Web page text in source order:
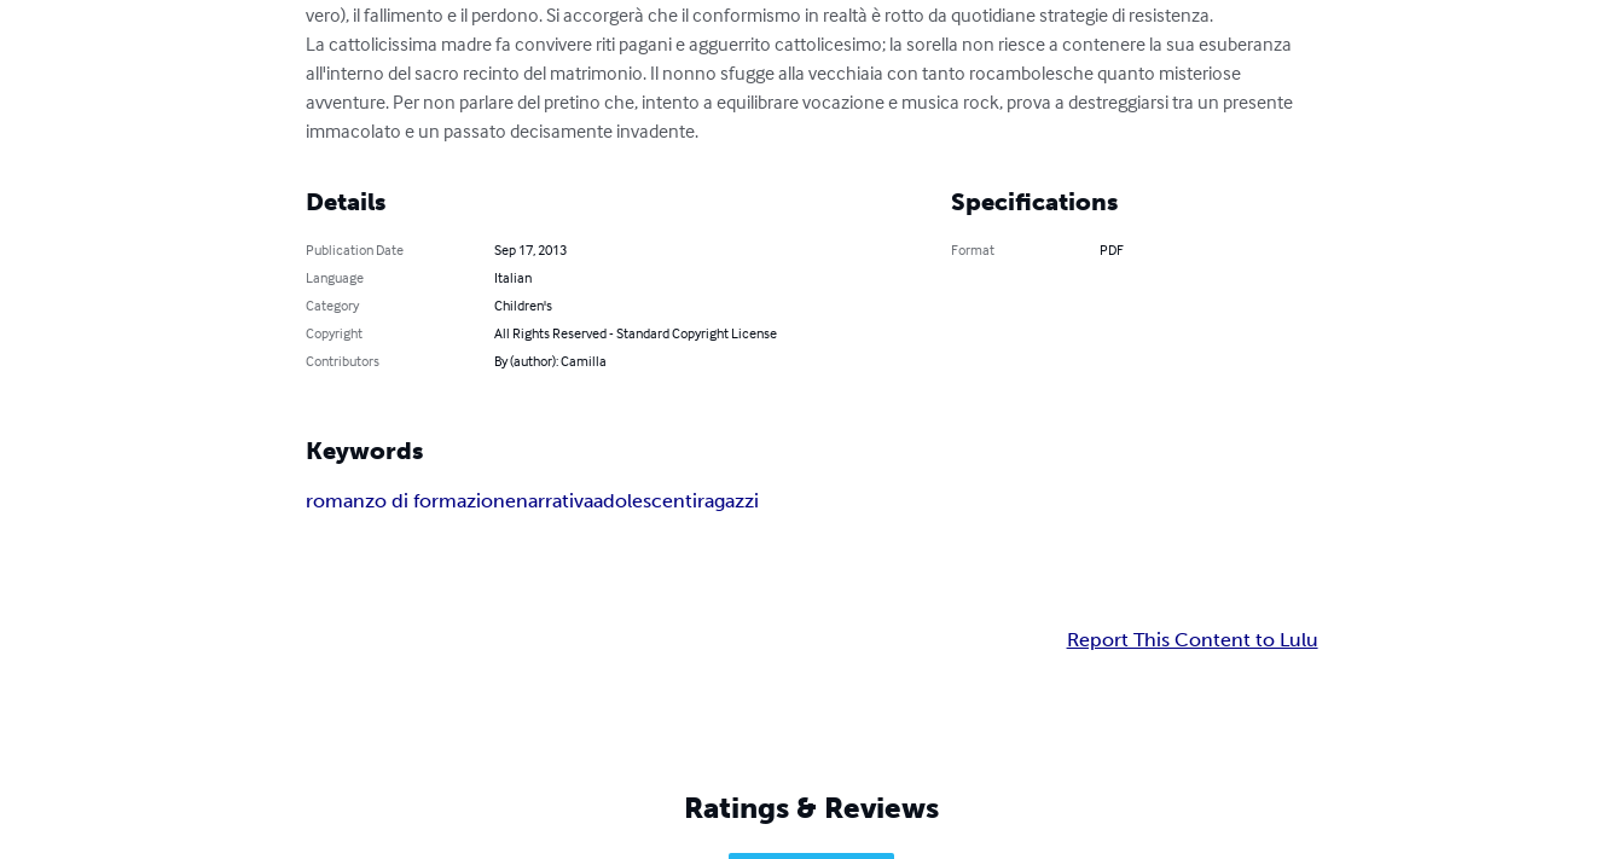
vero), il fallimento e il perdono. Si accorgerà che il conformismo in realtà è rotto da quotidiane strategie di resistenza.
La cattolicissima madre fa convivere riti pagani e agguerrito cattolicesimo; la sorella non riesce a contenere la sua esuberanza
all'interno del sacro recinto del matrimonio. Il nonno sfugge alla vecchiaia con tanto rocambolesche quanto misteriose
avventure. Per non parlare del pretino che, intento a equilibrare vocazione e musica rock, prova a destreggiarsi tra un presente
immacolato e un passato decisamente invadente.
Details
Publication Date
Sep 17, 2013
Language
Italian
Category
Children's
Copyright
All Rights Reserved - Standard Copyright License
Contributors
By (author): Camilla
Specifications
Format PDF
Keywords
romanzo di formazionenarrativaadolescentiragazzi
Report This Content to Lulu
Ratings & Reviews